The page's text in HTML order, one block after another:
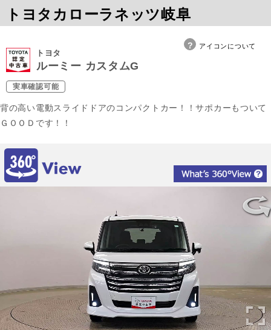
トヨタカローラネッツ岐阜
アイコンについて
トヨタ
ルーミー カスタムG
実車確認可能
背の高い電動スライドドアのコンパクトカー！！サポカーもついて
ＧＯＯＤです！！